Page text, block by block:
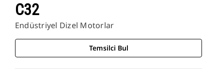
C32
Endüstriyel Dizel Motorlar
Temsilci Bul